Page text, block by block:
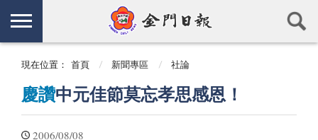
現在位置： 首頁 新聞專區 社論
慶讚中元佳節莫忘孝思感恩！
2006/08/08